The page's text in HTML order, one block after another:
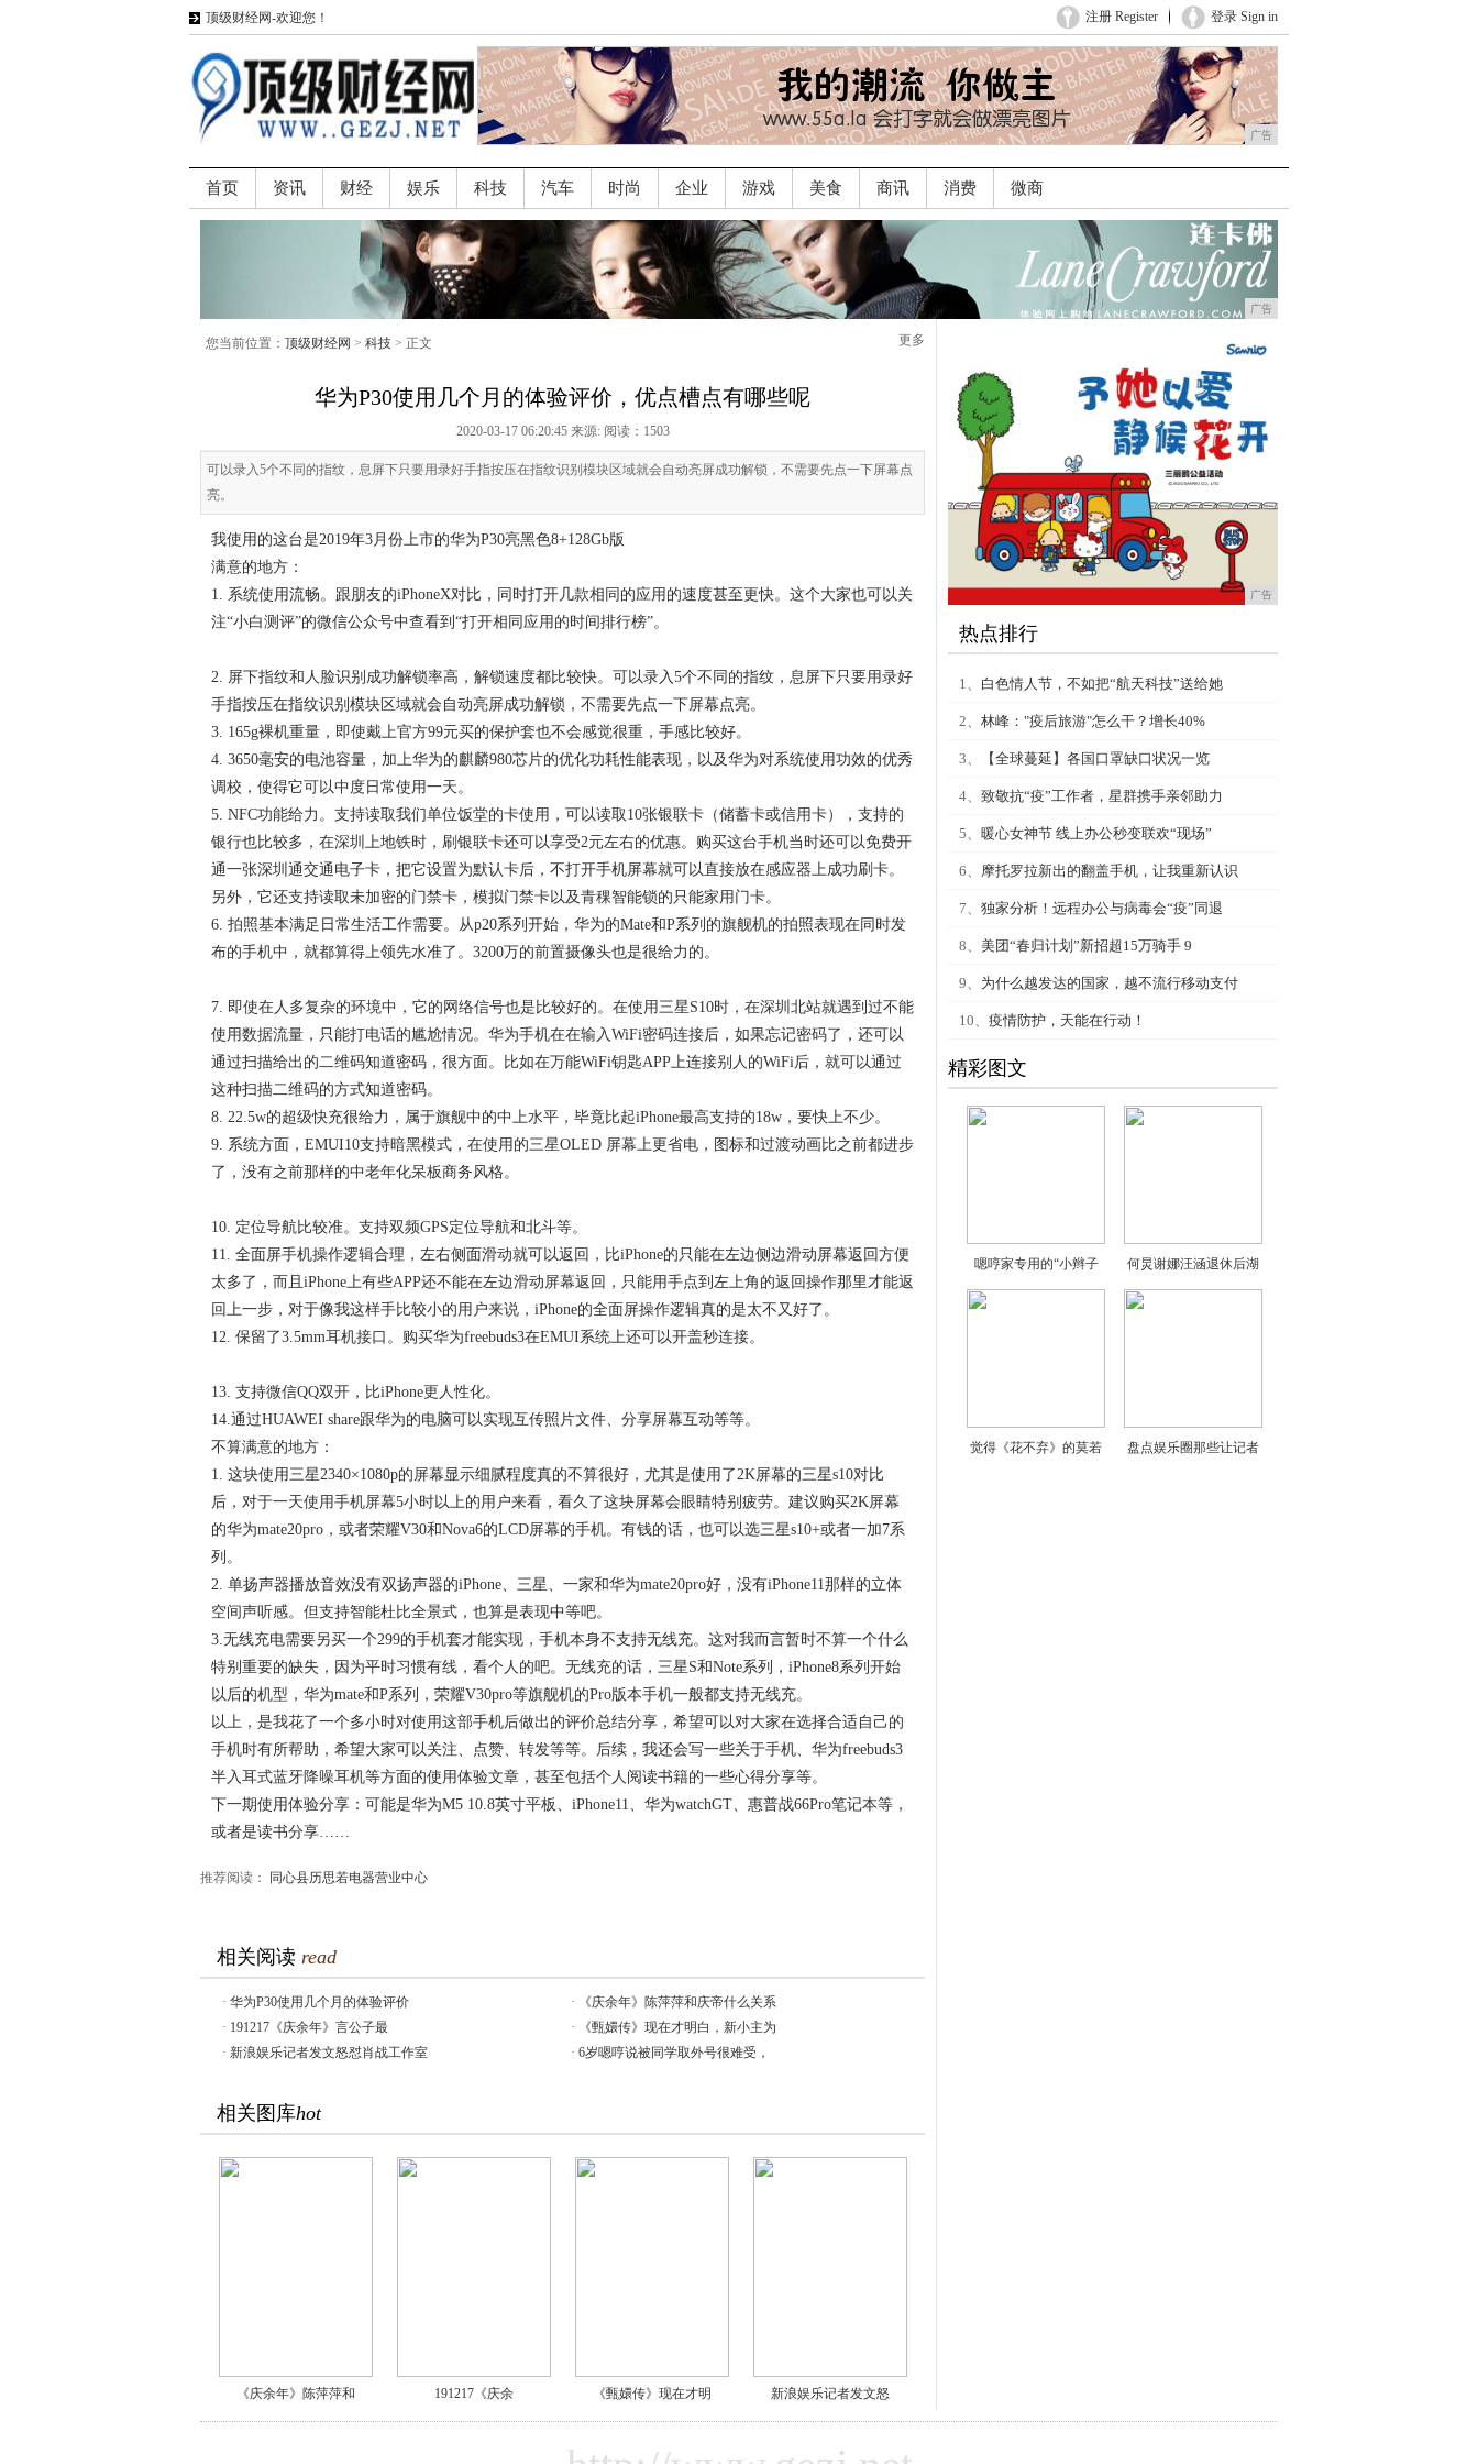
顶级财经网-欢迎您！ 登录 Sign in
注册 Register
广告
首页 资讯 财经 娱乐 科技 汽车 时尚 企业 游戏 美食 商讯 消费 微商
广告
您当前位置： 顶级财经网 > 科技 > 正文 更多
华为P30使用几个月的体验评价，优点槽点有哪些呢
2020-03-17 06:20:45 来源: 阅读：1503
可以录入5个不同的指纹，息屏下只要用录好手指按压在指纹识别模块区域就会自动亮屏成功解锁，不需要先点一下屏幕点
亮。
我使用的这台是2019年3月份上市的华为P30亮黑色8+128Gb版
满意的地方：
1. 系统使用流畅。跟朋友的iPhoneX对比，同时打开几款相同的应用的速度甚至更快。这个大家也可以关
注“小白测评”的微信公众号中查看到“打开相同应用的时间排行榜”。
2. 屏下指纹和人脸识别成功解锁率高，解锁速度都比较快。可以录入5个不同的指纹，息屏下只要用录好
手指按压在指纹识别模块区域就会自动亮屏成功解锁，不需要先点一下屏幕点亮。
3. 165g裸机重量，即使戴上官方99元买的保护套也不会感觉很重，手感比较好。
4. 3650毫安的电池容量，加上华为的麒麟980芯片的优化功耗性能表现，以及华为对系统使用功效的优秀
调校，使得它可以中度日常使用一天。
5. NFC功能给力。支持读取我们单位饭堂的卡使用，可以读取10张银联卡（储蓄卡或信用卡），支持的
银行也比较多，在深圳上地铁时，刷银联卡还可以享受2元左右的优惠。购买这台手机当时还可以免费开
通一张深圳通交通电子卡，把它设置为默认卡后，不打开手机屏幕就可以直接放在感应器上成功刷卡。
另外，它还支持读取未加密的门禁卡，模拟门禁卡以及青稞智能锁的只能家用门卡。
6. 拍照基本满足日常生活工作需要。从p20系列开始，华为的Mate和P系列的旗舰机的拍照表现在同时发
布的手机中，就都算得上领先水准了。3200万的前置摄像头也是很给力的。
7. 即使在人多复杂的环境中，它的网络信号也是比较好的。在使用三星S10时，在深圳北站就遇到过不能
使用数据流量，只能打电话的尴尬情况。华为手机在在输入WiFi密码连接后，如果忘记密码了，还可以
通过扫描给出的二维码知道密码，很方面。比如在万能WiFi钥匙APP上连接别人的WiFi后，就可以通过
这种扫描二维码的方式知道密码。
8. 22.5w的超级快充很给力，属于旗舰中的中上水平，毕竟比起iPhone最高支持的18w，要快上不少。
9. 系统方面，EMUI10支持暗黑模式，在使用的三星OLED 屏幕上更省电，图标和过渡动画比之前都进步
了，没有之前那样的中老年化呆板商务风格。
10. 定位导航比较准。支持双频GPS定位导航和北斗等。
11. 全面屏手机操作逻辑合理，左右侧面滑动就可以返回，比iPhone的只能在左边侧边滑动屏幕返回方便
太多了，而且iPhone上有些APP还不能在左边滑动屏幕返回，只能用手点到左上角的返回操作那里才能返
回上一步，对于像我这样手比较小的用户来说，iPhone的全面屏操作逻辑真的是太不又好了。
12. 保留了3.5mm耳机接口。购买华为freebuds3在EMUI系统上还可以开盖秒连接。
13. 支持微信QQ双开，比iPhone更人性化。
14.通过HUAWEI share跟华为的电脑可以实现互传照片文件、分享屏幕互动等等。
不算满意的地方：
1. 这块使用三星2340×1080p的屏幕显示细腻程度真的不算很好，尤其是使用了2K屏幕的三星s10对比
后，对于一天使用手机屏幕5小时以上的用户来看，看久了这块屏幕会眼睛特别疲劳。建议购买2K屏幕
的华为mate20pro，或者荣耀V30和Nova6的LCD屏幕的手机。有钱的话，也可以选三星s10+或者一加7系
列。
2. 单扬声器播放音效没有双扬声器的iPhone、三星、一家和华为mate20pro好，没有iPhone11那样的立体
空间声听感。但支持智能杜比全景式，也算是表现中等吧。
3.无线充电需要另买一个299的手机套才能实现，手机本身不支持无线充。这对我而言暂时不算一个什么
特别重要的缺失，因为平时习惯有线，看个人的吧。无线充的话，三星S和Note系列，iPhone8系列开始
以后的机型，华为mate和P系列，荣耀V30pro等旗舰机的Pro版本手机一般都支持无线充。
以上，是我花了一个多小时对使用这部手机后做出的评价总结分享，希望可以对大家在选择合适自己的
手机时有所帮助，希望大家可以关注、点赞、转发等等。后续，我还会写一些关于手机、华为freebuds3
半入耳式蓝牙降噪耳机等方面的使用体验文章，甚至包括个人阅读书籍的一些心得分享等。
下一期使用体验分享：可能是华为M5 10.8英寸平板、iPhone11、华为watchGT、惠普战66Pro笔记本等，
或者是读书分享……
推荐阅读： 同心县历思若电器营业中心
相关阅读 read
· 华为P30使用几个月的体验评价 ·
《庆余年》陈萍萍和庆帝什么关系
· 191217《庆余年》言公子最 ·
《甄嬛传》现在才明白，新小主为
· 新浪娱乐记者发文怒怼肖战工作室 · 6岁嗯哼说被同学取外号很难受，
相关图库hot
《庆余年》陈萍萍和 191217《庆余 《甄嬛传》现在才明 新浪娱乐记者发文怒
广告
热点排行
1、 白色情人节，不如把“航天科技”送给她
2、 林峰："疫后旅游"怎么干？增长40%
3、 【全球蔓延】各国口罩缺口状况一览
4、 致敬抗“疫”工作者，星群携手亲邻助力
5、 暖心女神节 线上办公秒变联欢“现场”
6、 摩托罗拉新出的翻盖手机，让我重新认识
7、 独家分析！远程办公与病毒会“疫”同退
8、 美团“春归计划”新招超15万骑手 9
9、 为什么越发达的国家，越不流行移动支付
10、 疫情防护，天能在行动！
精彩图文
嗯哼家专用的“小辫子 何炅谢娜汪涵退休后湖
觉得《花不弃》的莫若 盘点娱乐圈那些让记者